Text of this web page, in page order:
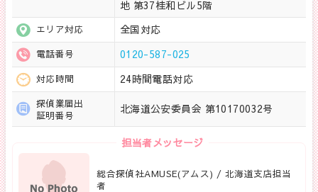
地 第37桂和ビル5階
エリア対応 全国対応
電話番号 0120-587-025
対応時間 24時間電話対応
探偵業届出
証明番号
北海道公安委員会 第10170032号
担当者メッセージ
総合探偵社AMUSE(アムス) / 北海道支店担当
者